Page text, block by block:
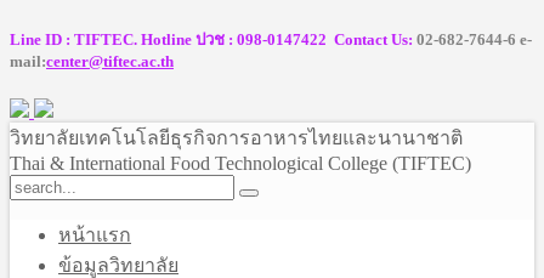
Line ID : TIFTEC. Hotline ปวช : 098-0147422 Contact Us: 02-682-7644-6 e-
mail:center@tiftec.ac.th
วิทยาลัยเทคโนโลยีธุรกิจการอาหารไทยและนานาชาติ
Thai & International Food Technological College (TIFTEC)
หน้าแรก
ข้อมูลวิทยาลัย